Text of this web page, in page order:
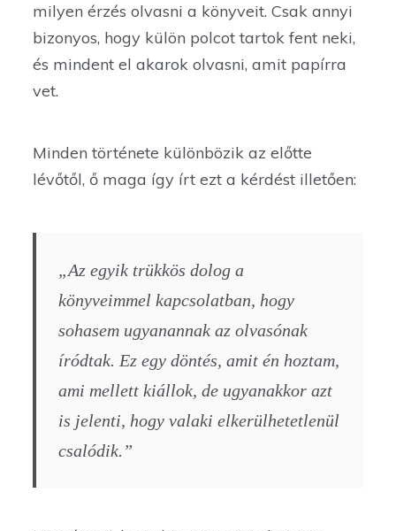
milyen érzés olvasni a könyveit. Csak annyi
bizonyos, hogy külön polcot tartok fent neki,
és mindent el akarok olvasni, amit papírra
vet.
Minden története különbözik az előtte
lévőtől, ő maga így írt ezt a kérdést illetően:
„Az egyik trükkös dolog a
könyveimmel kapcsolatban, hogy
sohasem ugyanannak az olvasónak
íródtak. Ez egy döntés, amit én hoztam,
ami mellett kiállok, de ugyanakkor azt
is jelenti, hogy valaki elkerülhetetlenül
csalódik.”